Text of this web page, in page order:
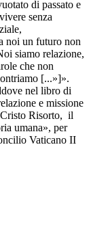
di passato e
senza
noi un futuro non
siamo relazione,
che non
[...»]».
nel libro di
e missione
Cristo Risorto, il
umana», per
Vaticano II